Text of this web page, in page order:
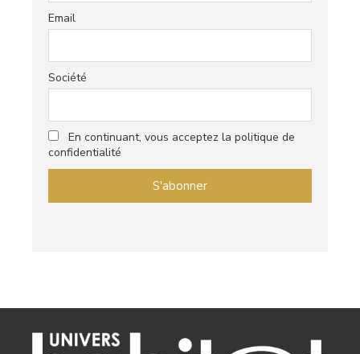
Email
Société
En continuant, vous acceptez la politique de
confidentialité